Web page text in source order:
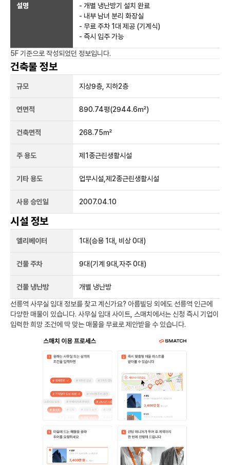
설명
- 개별 냉난방기 설치 완료
- 내부 남녀 분리 화장실
- 무료 주차 1대 제공 (기계식)
- 즉시 입주 가능
5F 기준으로 작성되었던 정보입니다.
건축물 정보
규모 지상9층, 지하2층
연면적 890.74평(2944.6㎡)
건축면적 268.75㎡
주 용도 제1종근린생활시설
기타 용도 업무시설,제2종근린생활시설
사용 승인일 2007.04.10
시설 정보
엘리베이터 1 대(승용 1대, 비상 0대)
건물 주차 9대(기계 9대,자주 0대)
건물 냉난방 개별 냉난방
선릉역 사무실 임대 정보를 찾고 계신가요? 아름빌딩 외에도 선릉역 인근에
다양한 매물이 있습니다. 사무실 임대 사이트, 스매치에서는 신청 즉시 기업이
입력한 희망 조건에 딱 맞는 매물을 무료로 제안받을 수 있습니다.